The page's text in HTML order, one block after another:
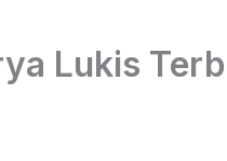
Lukis